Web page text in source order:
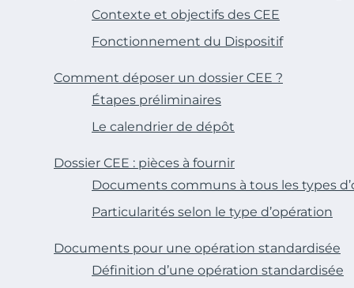
Contexte et objectifs des CEE
Fonctionnement du Dispositif
Comment déposer un dossier CEE ?
Étapes préliminaires
Le calendrier de dépôt
Dossier CEE : pièces à fournir
Documents communs à tous les types
Particularités selon le type d’opération
Documents pour une opération standardisée
Définition d’une opération standardisée